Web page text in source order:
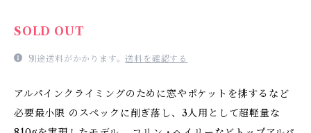
SOLD OUT
別途送料がかかります。送料を確認する
アルパインクライミングのために窓やポケットを排するなど
必要最小限 のスペックに削ぎ落し、3人用として超軽量な